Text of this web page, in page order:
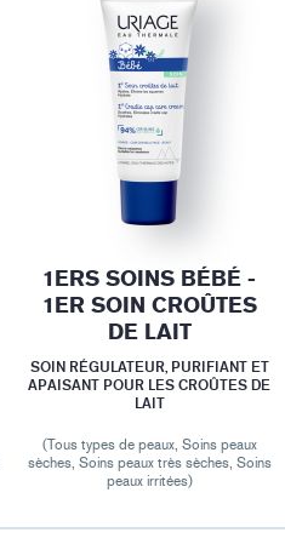
1ERS SOINS BÉBÉ -
1ER SOIN CROÛTES
DE LAIT
SOIN RÉGULATEUR, PURIFIANT ET
APAISANT POUR LES CROÛTES DE
LAIT
(Tous types de peaux, Soins peaux
sèches, Soins peaux très sèches, Soins
peaux irritées)